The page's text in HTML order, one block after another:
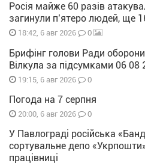
Росія майже 60 разів
загинули п’ятеро людей, ще
18:42, 6 авг 2026 0
Брифінг голови Ради
Вілкула за підсумками 06 08
19:15, 6 авг 2026 0
Погода на 7 серпня
20:00, 6 авг 2026 0
У Павлограді російська
сортувальне депо
працівниці